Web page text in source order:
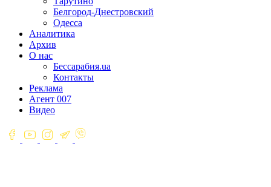
Белгород-Днестровский
Одесса
Аналитика
Архив
О нас
Бессарабия.ua
Контакты
Реклама
Агент 007
Видео